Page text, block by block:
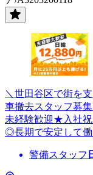
＼世田谷区で街を
車撤去スタッフ募
未経験歓迎★入社
◎長期で安定して働
警備スタッフ